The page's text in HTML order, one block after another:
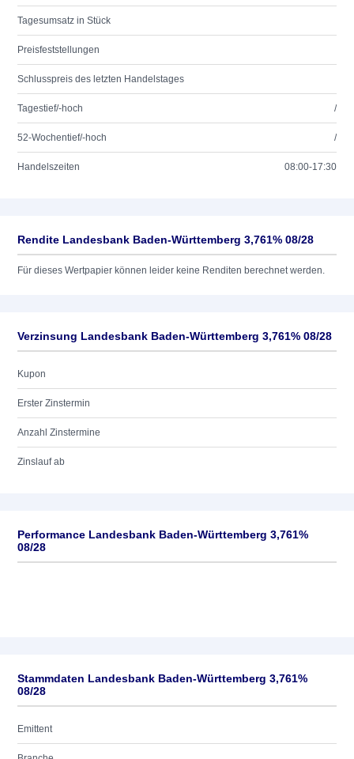
Tagesumsatz in Stück
Preisfeststellungen
Schlusspreis des letzten Handelstages
Tagestief/-hoch /
52-Wochentief/-hoch /
Handelszeiten 08:00-17:30
Rendite Landesbank Baden-Württemberg 3,761% 08/28
Für dieses Wertpapier können leider keine Renditen berechnet werden.
Verzinsung Landesbank Baden-Württemberg 3,761% 08/28
Kupon
Erster Zinstermin
Anzahl Zinstermine
Zinslauf ab
Performance Landesbank Baden-Württemberg 3,761%
08/28
Stammdaten Landesbank Baden-Württemberg 3,761%
08/28
Emittent